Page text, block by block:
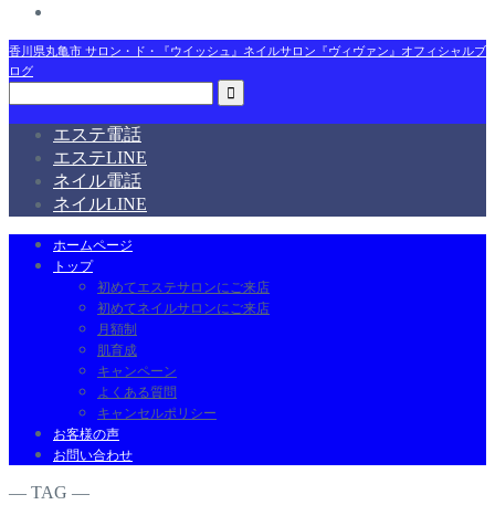
香川県丸亀市 サロン・ド・『ウイッシュ』ネイルサロン『ヴィヴァン』オフィシャルブ
ログ
エステ電話
エステLINE
ネイル電話
ネイルLINE
ホームページ
トップ
初めてエステサロンにご来店
初めてネイルサロンにご来店
月額制
肌育成
キャンペーン
よくある質問
キャンセルポリシー
お客様の声
お問い合わせ
― TAG ―